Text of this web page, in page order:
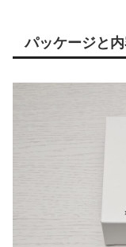
パッケージと